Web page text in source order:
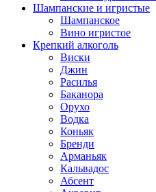
Шампанские и игристые
Шампанское
Вино игристое
Крепкий алкоголь
Виски
Джин
Расилья
Баканора
Орухо
Водка
Коньяк
Бренди
Арманьяк
Кальвадос
Абсент